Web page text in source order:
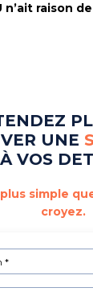
n’ait raison
UNE
À VOS
plus simple
croyez.